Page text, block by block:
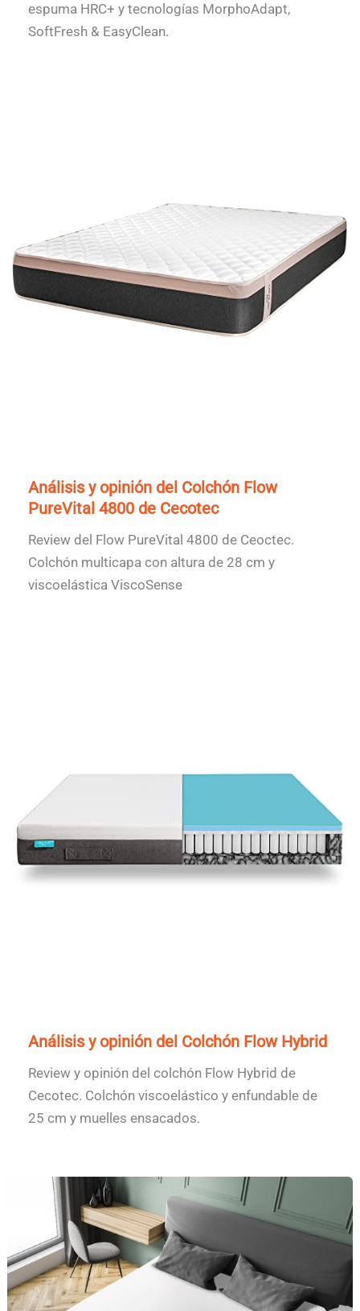
espuma HRC+ y tecnologías MorphoAdapt,
SoftFresh & EasyClean.
Análisis y opinión del Colchón Flow
PureVital 4800 de Cecotec
Review del Flow PureVital 4800 de Ceoctec.
Colchón multicapa con altura de 28 cm y
viscoelástica ViscoSense
Análisis y opinión del Colchón Flow Hybrid
Review y opinión del colchón Flow Hybrid de
Cecotec. Colchón viscoelástico y enfundable de
25 cm y muelles ensacados.